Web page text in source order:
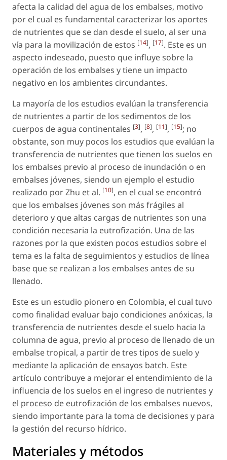
afecta la calidad del agua de los embalses, motivo
por el cual es fundamental caracterizar los aportes
de nutrientes que se dan desde el suelo, al ser una
vía para la movilización de estos [14], [17]. Este es un
aspecto indeseado, puesto que influye sobre la
operación de los embalses y tiene un impacto
negativo en los ambientes circundantes.
La mayoría de los estudios evalúan la transferencia
de nutrientes a partir de los sedimentos de los
cuerpos de agua continentales [3], [8], [11], [15]; no
obstante, son muy pocos los estudios que evalúan la
transferencia de nutrientes que tienen los suelos en
los embalses previo al proceso de inundación o en
embalses jóvenes, siendo un ejemplo el estudio
realizado por Zhu et al. [10], en el cual se encontró
que los embalses jóvenes son más frágiles al
deterioro y que altas cargas de nutrientes son una
condición necesaria la eutrofización. Una de las
razones por la que existen pocos estudios sobre el
tema es la falta de seguimientos y estudios de línea
base que se realizan a los embalses antes de su
llenado.
Este es un estudio pionero en Colombia, el cual tuvo
como finalidad evaluar bajo condiciones anóxicas, la
transferencia de nutrientes desde el suelo hacia la
columna de agua, previo al proceso de llenado de un
embalse tropical, a partir de tres tipos de suelo y
mediante la aplicación de ensayos batch. Este
artículo contribuye a mejorar el entendimiento de la
influencia de los suelos en el ingreso de nutrientes y
el proceso de eutrofización de los embalses nuevos,
siendo importante para la toma de decisiones y para
la gestión del recurso hídrico.
Materiales y métodos